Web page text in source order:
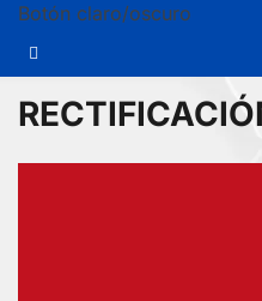
Botón claro/oscuro